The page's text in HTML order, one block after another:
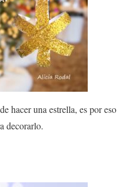
hacer una estrella, es por eso
decorarlo.